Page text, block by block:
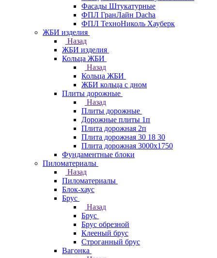
Фасады Штукатурные
ФПЛ ГранЛайн Dacha
ФПЛ ТехноНиколь Хауберк
ЖБИ изделия
Назад
ЖБИ изделия
Кольца ЖБИ
Назад
Кольца ЖБИ
ЖБИ кольца с дном
Плиты дорожные
Назад
Плиты дорожные
Дорожные плиты 1п
Плита дорожная 2п
Плита дорожная 30 18 30
Плита дорожная 3000х1750
Фундаментные блоки
Пиломатериалы
Назад
Пиломатериалы
Блок-хаус
Брус
Назад
Брус
Брус обрезной
Клееный брус
Строганный брус
Вагонка